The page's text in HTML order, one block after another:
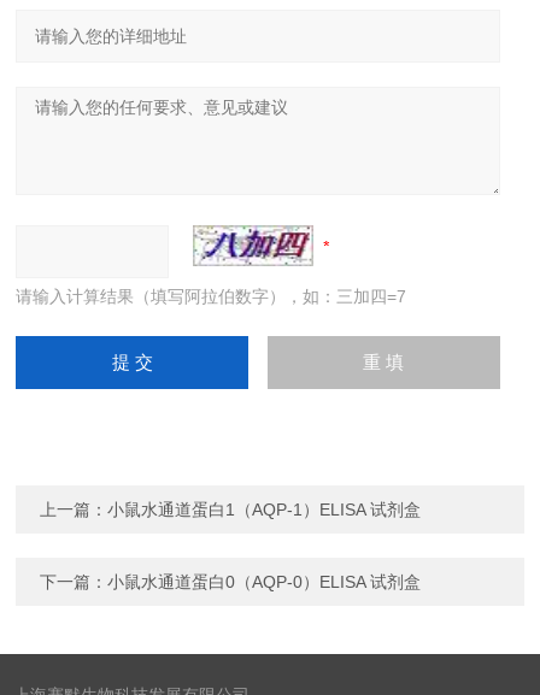
请输入计算结果（填写阿拉伯数字），如：三加四=7
上一篇：小鼠水通道蛋白1（AQP-1）ELISA 试剂盒
下一篇：小鼠水通道蛋白0（AQP-0）ELISA 试剂盒